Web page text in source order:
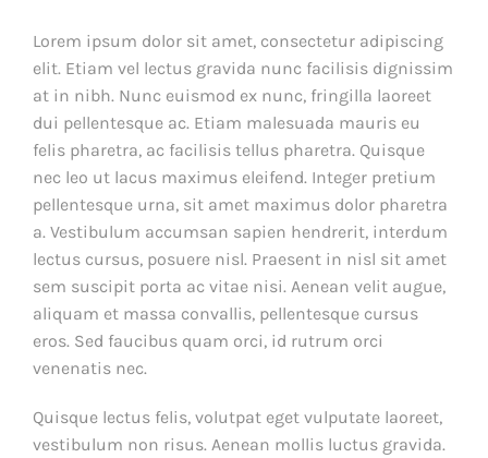
Lorem ipsum dolor sit amet, consectetur adipiscing
elit. Etiam vel lectus gravida nunc facilisis dignissim
at in nibh. Nunc euismod ex nunc, fringilla laoreet
dui pellentesque ac. Etiam malesuada mauris eu
felis pharetra, ac facilisis tellus pharetra. Quisque
nec leo ut lacus maximus eleifend. Integer pretium
pellentesque urna, sit amet maximus dolor pharetra
a. Vestibulum accumsan sapien hendrerit, interdum
lectus cursus, posuere nisl. Praesent in nisl sit amet
sem suscipit porta ac vitae nisi. Aenean velit augue,
aliquam et massa convallis, pellentesque cursus
eros. Sed faucibus quam orci, id rutrum orci
venenatis nec.
Quisque lectus felis, volutpat eget vulputate laoreet,
vestibulum non risus. Aenean mollis luctus gravida.